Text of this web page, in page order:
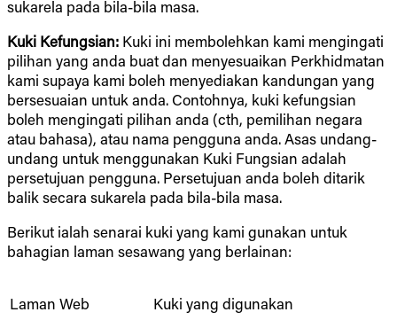
sukarela pada bila-bila masa.
Kuki Kefungsian: Kuki ini membolehkan kami mengingati
pilihan yang anda buat dan menyesuaikan Perkhidmatan
kami supaya kami boleh menyediakan kandungan yang
bersesuaian untuk anda. Contohnya, kuki kefungsian
boleh mengingati pilihan anda (cth, pemilihan negara
atau bahasa), atau nama pengguna anda. Asas undang-
undang untuk menggunakan Kuki Fungsian adalah
persetujuan pengguna. Persetujuan anda boleh ditarik
balik secara sukarela pada bila-bila masa.
Berikut ialah senarai kuki yang kami gunakan untuk
bahagian laman sesawang yang berlainan:
Laman Web Kuki yang digunakan